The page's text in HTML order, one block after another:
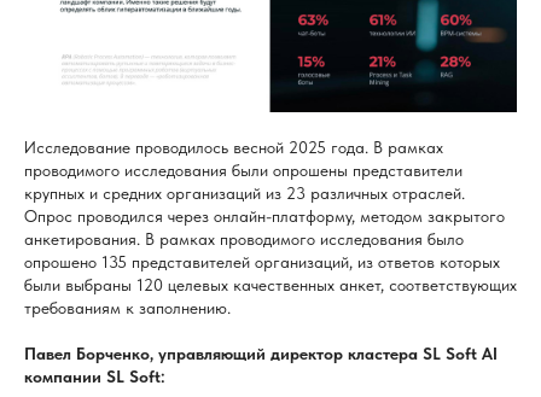
Исследование проводилось весной 2025 года. В рамках
проводимого исследования были опрошены представители
крупных и средних организаций из 23 различных отраслей.
Опрос проводился через онлайн-платформу, методом закрытого
анкетирования. В рамках проводимого исследования было
опрошено 135 представителей организаций, из ответов которых
были выбраны 120 целевых качественных анкет, соответствующих
требованиям к заполнению.
Павел Борченко, управляющий директор кластера SL Soft AI
компании SL Soft: